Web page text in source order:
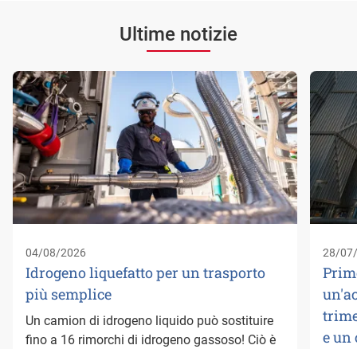
Ultime notizie
04/08/2026
Idrogeno liquefatto per un trasporto
più semplice
Un camion di idrogeno liquido può sostituire
fino a 16 rimorchi di idrogeno gassoso! Ciò è
28/
e